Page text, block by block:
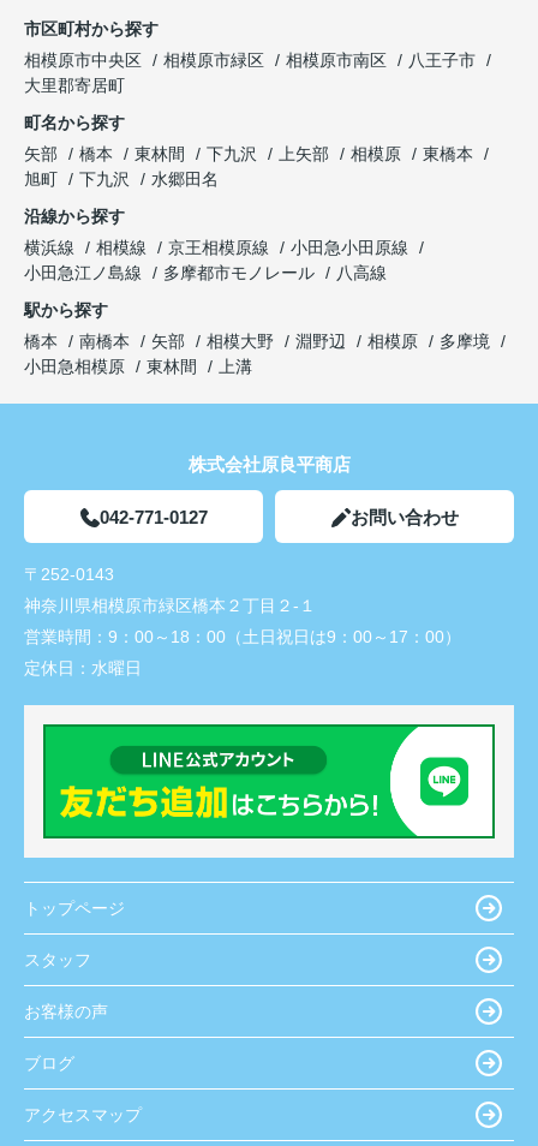
市区町村から探す
相模原市中央区
相模原市緑区 相模原市南区
八王子市
大里郡寄居町
町名から探す
矢部
橋本 東林間 下九沢 上矢部 相模原
東橋本
旭町
下九沢
水郷田名
沿線から探す
横浜線
相模線 京王相模原線
小田急小田原線
小田急江ノ島線
多摩都市モノレール
八高線
駅から探す
橋本
南橋本 矢部 相模大野 淵野辺 相模原
多摩境
小田急相模原
東林間 上溝
株式会社原良平商店
042-771-0127 お問い合わせ
〒252-0143
神奈川県相模原市緑区橋本２丁目２-１
営業時間： 9：00～18：00（土日祝日は9：00～17：00）
定休日： 水曜日
トップページ
スタッフ
お客様の声
ブログ
アクセスマップ